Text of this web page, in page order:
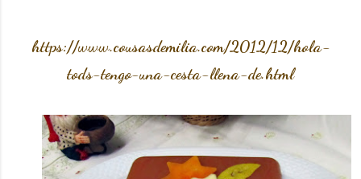
https://www.cousasdemilia.com/2012/12/hola-
tods-tengo-una-cesta-llena-de.html